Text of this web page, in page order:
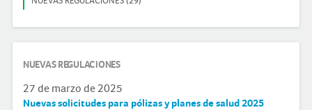
NUEVAS REGULACIONES
27 de marzo de 2025
Nuevas solicitudes para pólizas y planes de salud 2025